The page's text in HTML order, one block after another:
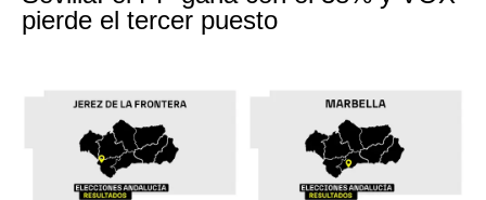
pierde el tercer puesto